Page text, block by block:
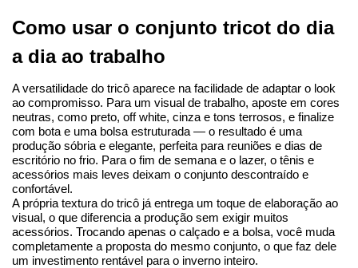
Como usar o conjunto tricot do dia
a dia ao trabalho
A versatilidade do tricô aparece na facilidade de adaptar o look
ao compromisso. Para um visual de trabalho, aposte em cores
neutras, como preto, off white, cinza e tons terrosos, e finalize
com bota e uma bolsa estruturada — o resultado é uma
produção sóbria e elegante, perfeita para reuniões e dias de
escritório no frio. Para o fim de semana e o lazer, o tênis e
acessórios mais leves deixam o conjunto descontraído e
confortável.
A própria textura do tricô já entrega um toque de elaboração ao
visual, o que diferencia a produção sem exigir muitos
acessórios. Trocando apenas o calçado e a bolsa, você muda
completamente a proposta do mesmo conjunto, o que faz dele
um investimento rentável para o inverno inteiro.